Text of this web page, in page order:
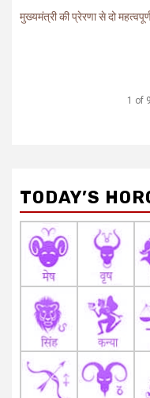
मुख्यमंत्री की प्रेरणा से दो
1 of
TODAY’S